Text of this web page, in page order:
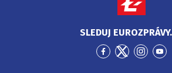
SLEDUJ
PřejítPřejítPřejít